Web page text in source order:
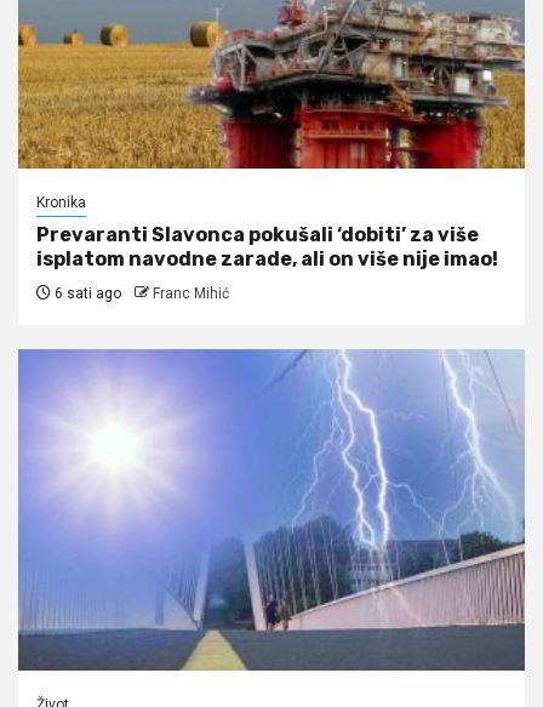
Kronika
Prevaranti Slavonca pokušali ‘dobiti’ za više
isplatom navodne zarade, ali on više nije imao!
6 sati ago Franc Mihić